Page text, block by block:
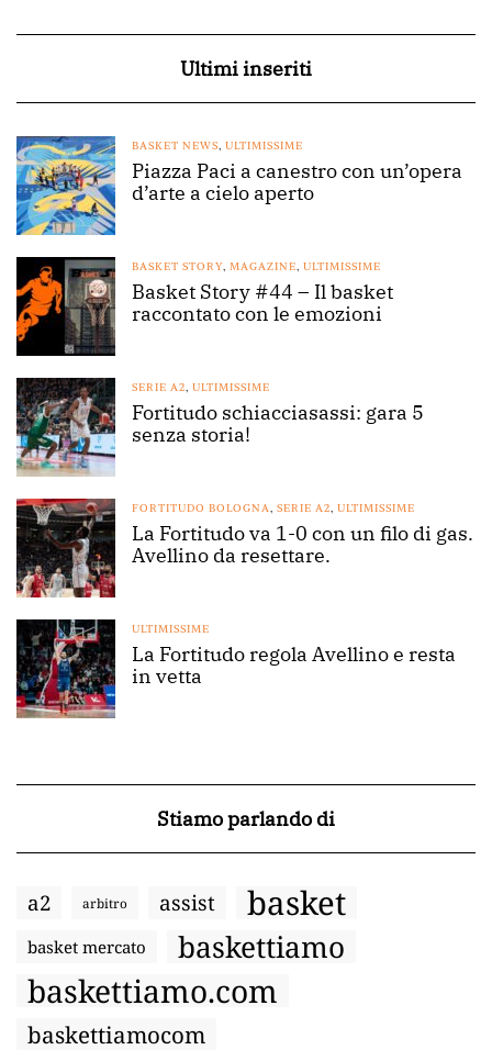
Ultimi inseriti
BASKET NEWS, ULTIMISSIME
Piazza Paci a canestro con un’opera
d’arte a cielo aperto
BASKET STORY, MAGAZINE, ULTIMISSIME
Basket Story #44 – Il basket
raccontato con le emozioni
SERIE A2, ULTIMISSIME
Fortitudo schiacciasassi: gara 5
senza storia!
FORTITUDO BOLOGNA, SERIE A2, ULTIMISSIME
La Fortitudo va 1-0 con un filo di gas.
Avellino da resettare.
ULTIMISSIME
La Fortitudo regola Avellino e resta
in vetta
Stiamo parlando di
a2 arbitro assist basket
basket mercato baskettiamo
baskettiamo.com
baskettiamocom